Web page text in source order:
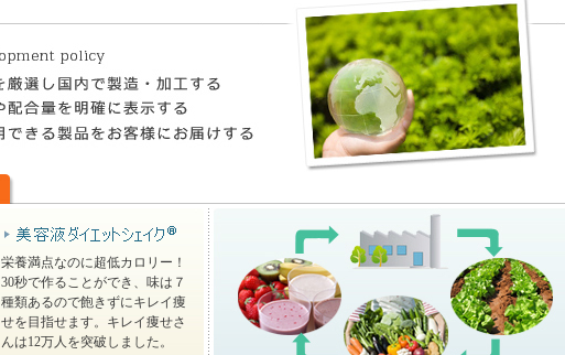
栄養満点なのに超低カロリー！
30秒で作ることができ、味は７
種類あるので飽きずにキレイ痩
せを目指せます。キレイ痩せさ
んは12万人を突破しました。